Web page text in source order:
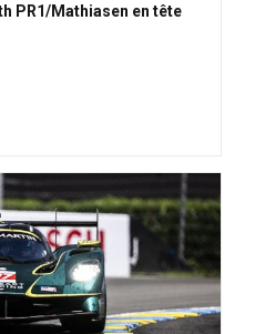
PR1/Mathiasen en tête